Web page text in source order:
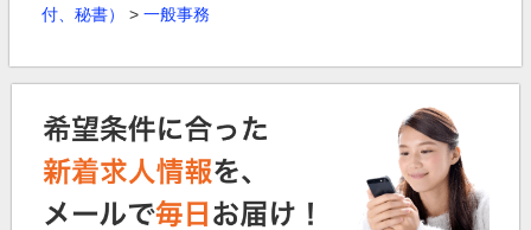
付、秘書）
> 一般事務